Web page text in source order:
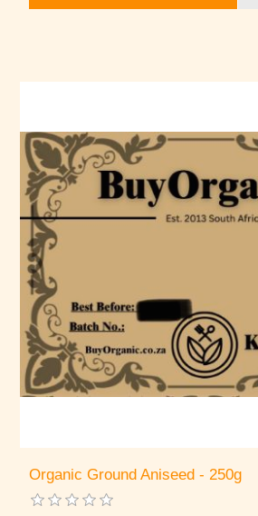
Organic Ground Aniseed - 250g